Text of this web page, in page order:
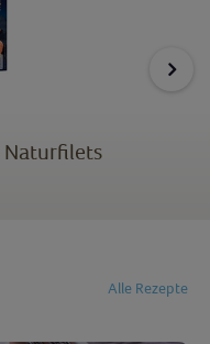
Naturfilets
Alle Rezepte